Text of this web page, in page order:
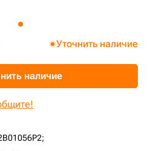
Уточнить наличие
наличие